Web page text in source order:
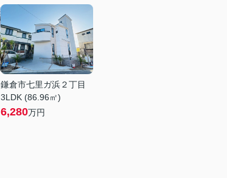
鎌倉市七里ガ浜２丁目
3LDK (86.96㎡)
6,280万円